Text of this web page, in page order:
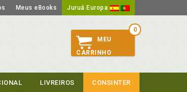
Meus eBooks Juruá Europa
0
MEU
CARRINHO
LIVREIROS CONSINTER